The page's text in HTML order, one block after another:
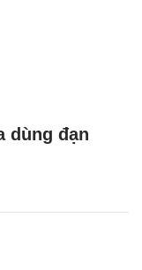
dùng đạn